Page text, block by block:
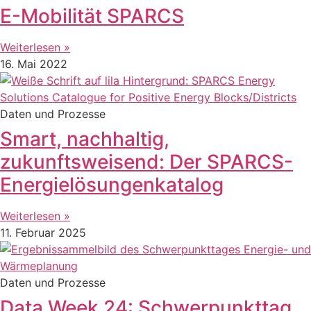
E-Mobilität SPARCS
Weiterlesen »
16. Mai 2022
Daten und Prozesse
Smart, nachhaltig,
zukunftsweisend: Der SPARCS-
Energielösungenkatalog
Weiterlesen »
11. Februar 2025
Daten und Prozesse